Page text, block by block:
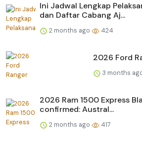
Ini Jadwal Lengkap
dan Daftar Cabang Aj...
2 months ago 424
2026 Ford
3 months
2026 Ram 1500 Express
confirmed: Austral...
2 months ago 417